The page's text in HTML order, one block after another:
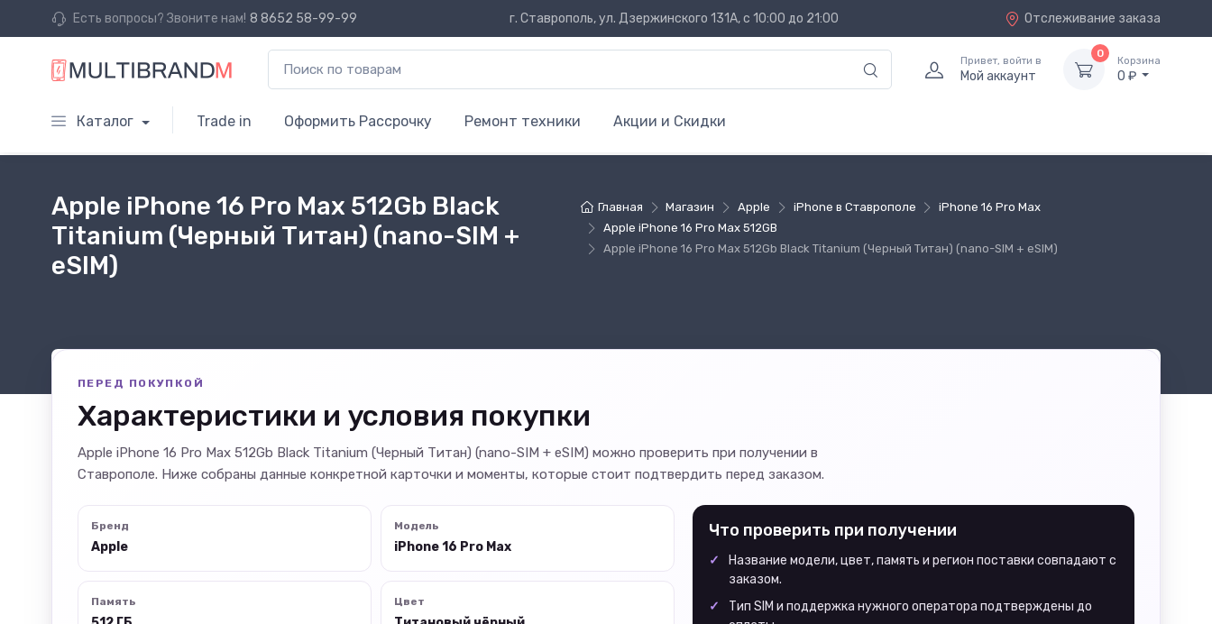
Есть вопросы? Звоните нам! 8 8652 58-99-99 г. Ставрополь, ул. Дзержинского 131А, с 10:00 до 21:00 Отслеживание заказа
Привет, войти в
Мой аккаунт
0
Корзина
0 ₽
Каталог Trade in Оформить Рассрочку Ремонт техники Акции и Скидки
Главная Магазин Apple iPhone в Ставрополе
iPhone 16 Pro Max
Apple iPhone 16 Pro Max 512GB
Apple iPhone 16 Pro Max 512Gb Black Titanium (Черный Титан) (nano-SIM + eSIM)
Apple iPhone 16 Pro Max 512Gb Black
Titanium (Черный Титан) (nano-SIM +
eSIM)
ПЕРЕД ПОКУПКОЙ
Характеристики и условия покупки
Apple iPhone 16 Pro Max 512Gb Black Titanium (Черный Титан) (nano-SIM + eSIM) можно проверить при получении в
Ставрополе. Ниже собраны данные конкретной карточки и моменты, которые стоит подтвердить перед заказом.
Бренд
Apple
Модель
iPhone 16 Pro Max
Память Цвет
Что проверить при получении
Название модели, цвет, память и регион поставки совпадают с
заказом.
Тип SIM и поддержка нужного оператора подтверждены до